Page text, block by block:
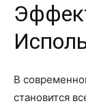
В
становится